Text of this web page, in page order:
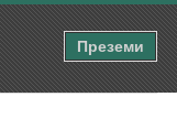
Преземи